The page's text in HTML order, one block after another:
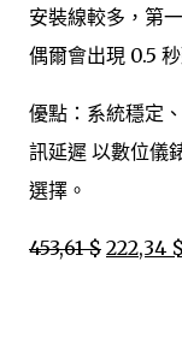
安裝線較多，第
偶爾會出現 0.5
優點：系統穩定
訊延遲 以數位儀
選擇。
453,61 $ 222,34 $